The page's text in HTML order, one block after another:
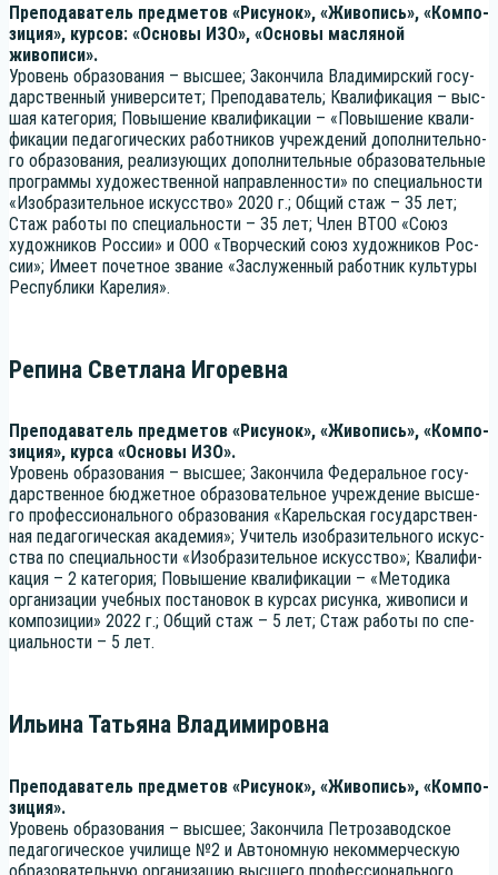
Пре­по­да­ва­тель пред­ме­тов «Рису­нок», «Живо­пись», «Ком­по­
зи­ция», кур­сов: «Осно­вы ИЗО», «Осно­вы мас­ля­ной
живописи».
Уро­вень обра­зо­ва­ния – выс­шее; Закон­чи­ла Вла­ди­мир­ский госу­
дар­ствен­ный уни­вер­си­тет; Пре­по­да­ва­тель; Ква­ли­фи­ка­ция – выс­
шая кате­го­рия; Повы­ше­ние ква­ли­фи­ка­ции – «Повы­ше­ние ква­ли­
фи­ка­ции педа­го­ги­че­ских работ­ни­ков учре­жде­ний допол­ни­тель­но­
го обра­зо­ва­ния, реа­ли­зу­ю­щих допол­ни­тель­ные обра­зо­ва­тель­ные
про­грам­мы худо­же­ствен­ной направ­лен­но­сти» по спе­ци­аль­но­сти
«Изоб­ра­зи­тель­ное искус­ство» 2020 г.; Общий стаж – 35 лет;
Стаж рабо­ты по спе­ци­аль­но­сти – 35 лет; Член ВТОО «Союз
худож­ни­ков Рос­сии» и ООО «Твор­че­ский союз худож­ни­ков Рос­
сии»; Име­ет почет­ное зва­ние «Заслу­жен­ный работ­ник куль­ту­ры
Рес­пуб­ли­ки Карелия».
Репина Светлана Игоревна
Пре­по­да­ва­тель пред­ме­тов «Рису­нок», «Живо­пись», «Ком­по­
зи­ция», кур­са «Осно­вы ИЗО».
Уро­вень обра­зо­ва­ния – выс­шее; Закон­чи­ла Феде­раль­ное госу­
дар­ствен­ное бюд­жет­ное обра­зо­ва­тель­ное учре­жде­ние выс­ше­
го про­фес­си­о­наль­но­го обра­зо­ва­ния «Карель­ская госу­дар­ствен­
ная педа­го­ги­че­ская ака­де­мия»; Учи­тель изоб­ра­зи­тель­но­го искус­
ства по спе­ци­аль­но­сти «Изоб­ра­зи­тель­ное искус­ство»; Ква­ли­фи­
ка­ция – 2 кате­го­рия; Повы­ше­ние ква­ли­фи­ка­ции – «Мето­ди­ка
орга­ни­за­ции учеб­ных поста­но­вок в кур­сах рисун­ка, живо­пи­си и
ком­по­зи­ции» 2022 г.; Общий стаж – 5 лет; Стаж рабо­ты по спе­
ци­аль­но­сти – 5 лет.
Ильина Татьяна Владимировна
Пре­по­да­ва­тель пред­ме­тов «Рису­нок», «Живо­пись», «Ком­по­
зи­ция».
Уро­вень обра­зо­ва­ния – выс­шее; Закон­чи­ла Пет­ро­за­вод­ское
педа­го­ги­че­ское учи­ли­ще №2 и Авто­ном­ную неком­мер­че­скую
обра­зо­ва­тель­ную орга­ни­за­цию выс­ше­го про­фес­си­о­наль­но­го